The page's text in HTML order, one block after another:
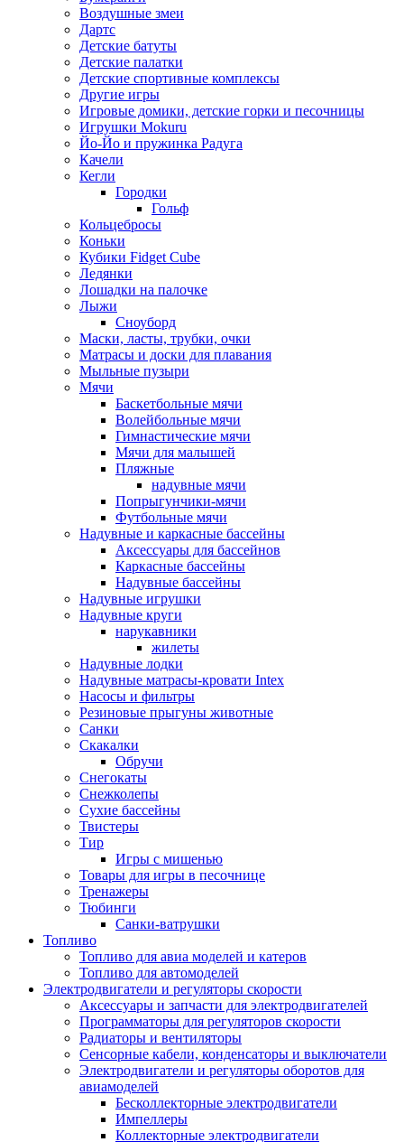
Воздушные змеи
Дартс
Детские батуты
Детские палатки
Детские спортивные комплексы
Другие игры
Игровые домики, детские горки и песочницы
Игрушки Mokuru
Йо-Йо и пружинка Радуга
Качели
Кегли
Городки
Гольф
Кольцебросы
Коньки
Кубики Fidget Cube
Ледянки
Лошадки на палочке
Лыжи
Сноуборд
Маски, ласты, трубки, очки
Матрасы и доски для плавания
Мыльные пузыри
Мячи
Баскетбольные мячи
Волейбольные мячи
Гимнастические мячи
Мячи для малышей
Пляжные
надувные мячи
Попрыгунчики-мячи
Футбольные мячи
Надувные и каркасные бассейны
Аксессуары для бассейнов
Каркасные бассейны
Надувные бассейны
Надувные игрушки
Надувные круги
нарукавники
жилеты
Надувные лодки
Надувные матрасы-кровати Intex
Насосы и фильтры
Резиновые прыгуны животные
Санки
Скакалки
Обручи
Снегокаты
Снежколепы
Сухие бассейны
Твистеры
Тир
Игры с мишенью
Товары для игры в песочнице
Тренажеры
Тюбинги
Санки-ватрушки
Топливо
Топливо для авиа моделей и катеров
Топливо для автомоделей
Электродвигатели и регуляторы скорости
Аксессуары и запчасти для электродвигателей
Программаторы для регуляторов скорости
Радиаторы и вентиляторы
Сенсорные кабели, конденсаторы и выключатели
Электродвигатели и регуляторы оборотов для
авиамоделей
Бесколлекторные электродвигатели
Импеллеры
Коллекторные электродвигатели